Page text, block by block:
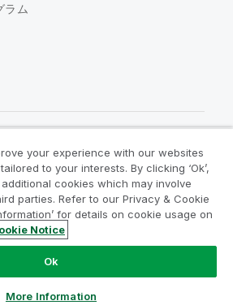
ラム
コミュニティ
約
Legal Policies
利用規約
QlikTech International AB.無断複写・
your experience with our websites
to your interests. By clicking ‘Ok’,
cookies which may involve
parties. Refer to our Privacy & Cookie
for details on cookie usage on
Notice
Ok
More Information